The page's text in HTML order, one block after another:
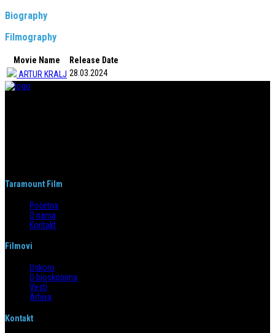
Biography
Filmography
Movie Name
Release Date
ARTUR KRALJ 28.03.2024
Taramount Film
Početna
O nama
Kontakt
Filmovi
Uskoro
U bioskopima
Vesti
Arhiva
Kontakt